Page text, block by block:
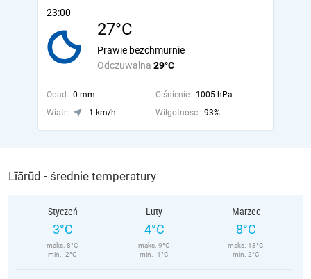
23:00
27°C
Odczuwalna 29°C
Prawie bezchmurnie
Opad: 0 mm Ciśnienie: 1005 hPa
Wiatr:
1 km/h Wilgotność: 93%
Līārūd - średnie temperatury
Styczeń
3°C
maks. 8°C
min. -2°C
Luty
4°C
maks. 9°C
min. -1°C
Marzec
8°C
maks. 13°C
min. 2°C